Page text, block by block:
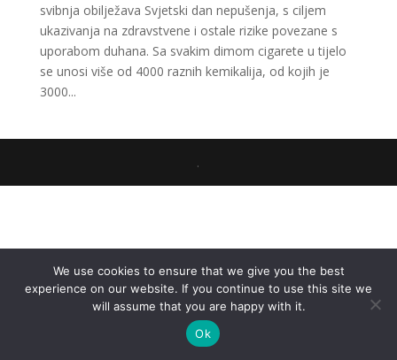
svibnja obilježava Svjetski dan nepušenja, s ciljem
ukazivanja na zdravstvene i ostale rizike povezane s
uporabom duhana. Sa svakim dimom cigarete u tijelo
se unosi više od 4000 raznih kemikalija, od kojih je
3000...
.
We use cookies to ensure that we give you the best
experience on our website. If you continue to use this site we
will assume that you are happy with it.
Ok